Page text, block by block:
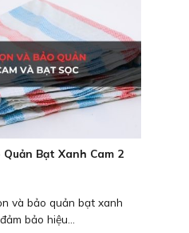
Quản Bạt Xanh Cam 2
và bảo quản bạt xanh
bảo hiệu...